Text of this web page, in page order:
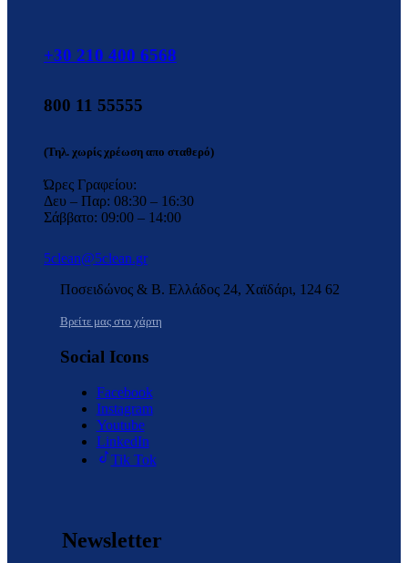
+30 210 400 6568
800 11 55555
(Τηλ. χωρίς χρέωση απο σταθερό)
Ώρες Γραφείου:
Δευ – Παρ: 08:30 – 16:30
Σάββατο: 09:00 – 14:00
5clean@5clean.gr
Ποσειδώνος & Β. Ελλάδος 24, Χαϊδάρι, 124 62
Βρείτε μας στο χάρτη
Social Icons
Facebook
Instagram
Youtube
LinkedIn
Tik Tok
Newsletter